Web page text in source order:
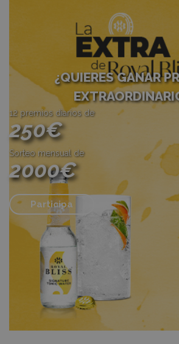
¿QUIERES GANAR
12 premios diarios de
250€
Sorteo mensual de
2000€
Participa